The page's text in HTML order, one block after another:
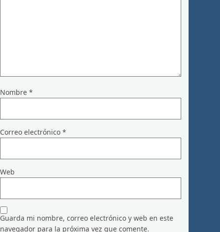
Nombre *
Correo electrónico *
Web
Guarda mi nombre, correo electrónico y web en este
navegador para la próxima vez que comente.